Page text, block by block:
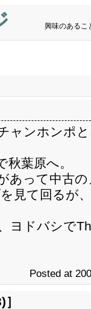
興味のあるこ
ャンホンポ
葉原へ。
あって中古
見て回るが
ヨドバシで
Posted at
］